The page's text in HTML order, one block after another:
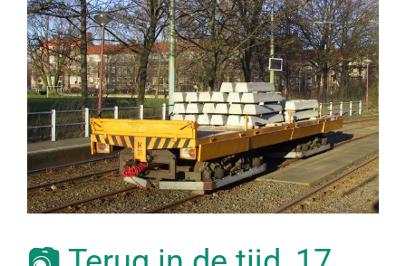
grotere
afbeelding